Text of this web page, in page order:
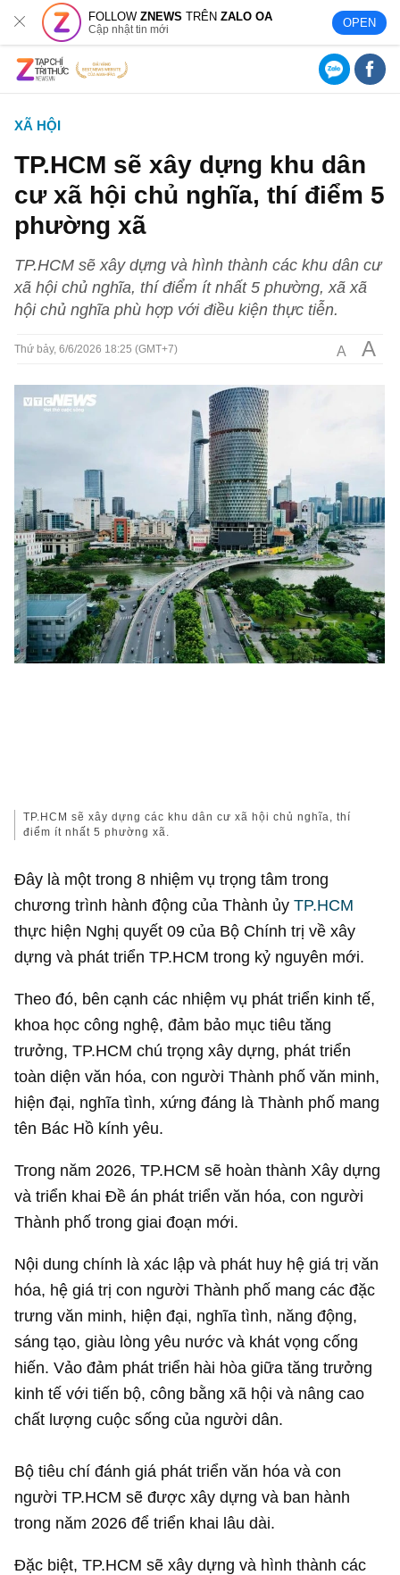
FOLLOWZNEWS TRÊNZALO OA
Cập nhật tin mới OPEN
XÃ HỘI
TP.HCM sẽ xây dựng khu dân
cư xã hội chủ nghĩa, thí điểm 5
phường xã
TP.HCM sẽ xây dựng và hình thành các khu dân cư
xã hội chủ nghĩa, thí điểm ít nhất 5 phường, xã xã
hội chủ nghĩa phù hợp với điều kiện thực tiễn.
Thứ bảy, 6/6/2026 18:25 (GMT+7) A A
TP.HCM sẽ xây dựng các khu dân cư xã hội chủ nghĩa, thí
điểm ít nhất 5 phường xã.
Đây là một trong 8 nhiệm vụ trọng tâm trong
chương trình hành động của Thành ủyTP.HCM
thực hiện Nghị quyết 09 của Bộ Chính trị về xây
dựng và phát triển TP.HCM trong kỷ nguyên mới.
Theo đó, bên cạnh các nhiệm vụ phát triển kinh tế,
khoa học công nghệ, đảm bảo mục tiêu tăng
trưởng, TP.HCM chú trọng xây dựng, phát triển
toàn diện văn hóa, con người Thành phố văn minh,
hiện đại, nghĩa tình, xứng đáng là Thành phố mang
tên Bác Hồ kính yêu.
Trong năm 2026, TP.HCM sẽ hoàn thành Xây dựng
và triển khai Đề án phát triển văn hóa, con người
Thành phố trong giai đoạn mới.
Nội dung chính là xác lập và phát huy hệ giá trị văn
hóa, hệ giá trị con người Thành phố mang các đặc
trưng văn minh, hiện đại, nghĩa tình, năng động,
sáng tạo, giàu lòng yêu nước và khát vọng cống
hiến. Vảo đảm phát triển hài hòa giữa tăng trưởng
kinh tế với tiến bộ, công bằng xã hội và nâng cao
chất lượng cuộc sống của người dân.
Bộ tiêu chí đánh giá phát triển văn hóa và con
người TP.HCM sẽ được xây dựng và ban hành
trong năm 2026 để triển khai lâu dài.
Đặc biệt, TP.HCM sẽ xây dựng và hình thành các